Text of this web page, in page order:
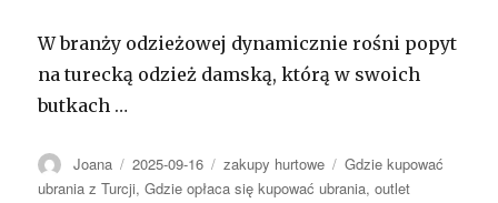
W branży odzieżowej dynamicznie rośni popyt
na turecką odzież damską, którą w swoich
butkach …
Autor
Joana Opublikowano
2025-09-16 Kategorie
zakupy hurtowe Tagi
Gdzie kupować
ubrania z Turcji,Gdzie opłaca się kupować ubrania,outlet